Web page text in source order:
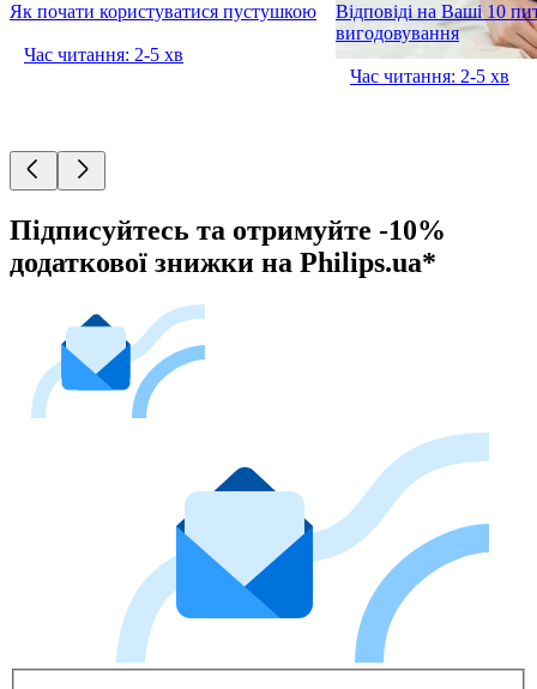
Як почати користуватися пустушкою
Час читання: 2-5 хв
Відповіді на Ваші 10
вигодовування
Час читання: 2-5 хв
Підписуйтесь та отримуйте -10%
додаткової знижки на Philips.ua*